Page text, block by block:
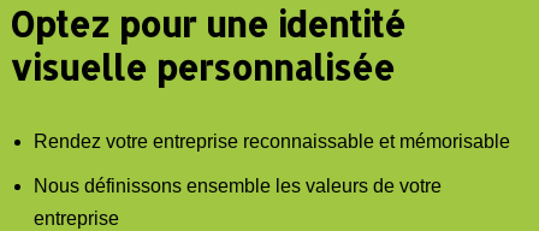
Optez pour une identité
visuelle personnalisée
Rendez votre entreprise reconnaissable et mémorisable
Nous définissons ensemble les valeurs de votre
entreprise